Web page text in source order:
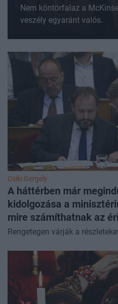
Nem köntörfalaz a
veszély egyaránt valós.
Csiki Gergely
A háttérben már
kidolgozása a
mire számíthatnak az
Rengetegen várják a